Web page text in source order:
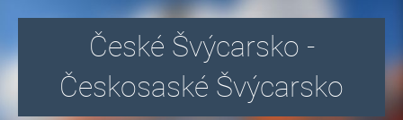
České Švýcarsko -
Českosaské Švýcarsko